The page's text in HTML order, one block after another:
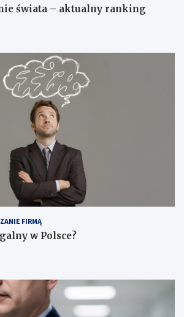
świata – aktualny ranking
FIRMĄ
w Polsce?